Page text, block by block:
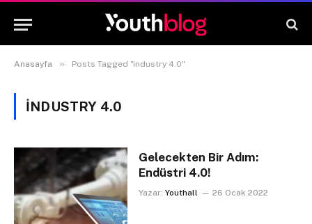
Anasayfa » Posts Tagged "industry 4.0"
INDUSTRY 4.0
Gelecekten Bir Adım:
Endüstri 4.0!
Yazar: Youthall 26 Ocak 2022